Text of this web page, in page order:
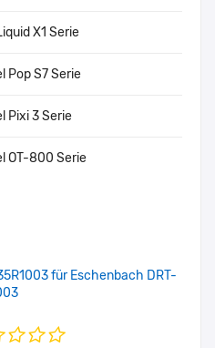
X1 Serie
Pop S7 Serie
Pixi 3 Serie
OT-800 Serie
für Eschenbach DRT-